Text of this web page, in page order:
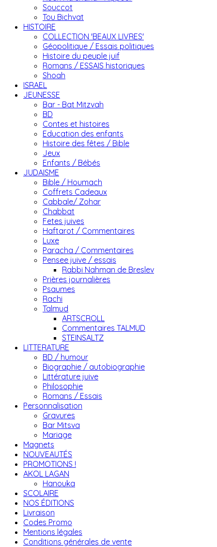
Souccot
Tou Bichvat
HISTOIRE
COLLECTION 'BEAUX LIVRES'
Géopolitique / Essais politiques
Histoire du peuple juif
Romans / ESSAIS historiques
Shoah
ISRAEL
JEUNESSE
Bar - Bat Mitzvah
BD
Contes et histoires
Education des enfants
Histoire des fêtes / Bible
Jeux
Enfants / Bébés
JUDAISME
Bible / Houmach
Coffrets Cadeaux
Cabbale/ Zohar
Chabbat
Fetes juives
Haftarot / Commentaires
Luxe
Paracha / Commentaires
Pensee juive / essais
Rabbi Nahman de Breslev
Prières journalières
Psaumes
Rachi
Talmud
ARTSCROLL
Commentaires TALMUD
STEINSALTZ
LITTERATURE
BD / humour
Biographie / autobiographie
Littérature juive
Philosophie
Romans / Essais
Personnalisation
Gravures
Bar Mitsva
Mariage
Magnets
NOUVEAUTÉS
PROMOTIONS !
AKOL LAGAN
Hanouka
SCOLAIRE
NOS ÉDITIONS
Livraison
Codes Promo
Mentions légales
Conditions générales de vente